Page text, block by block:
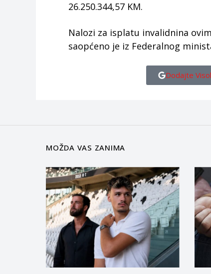
26.250.344,57 KM.
Nalozi za isplatu invalidnina
saopćeno je iz Federalnog
Dodajte
MOŽDA VAS ZANIMA